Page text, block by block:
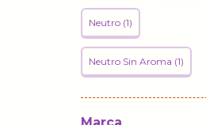
Neutro (1)
Neutro Sin Aroma (1)